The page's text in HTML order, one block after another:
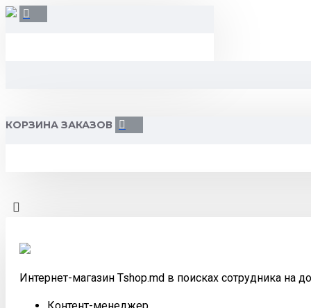
КОРЗИНА ЗАКАЗОВ
Интернет-магазин Tshop.md в поисках сотрудника на